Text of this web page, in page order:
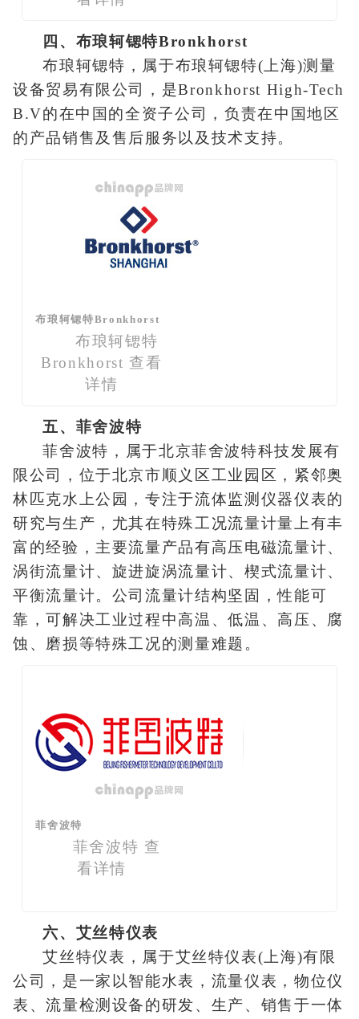
四、布琅轲锶特Bronkhorst
布琅轲锶特，属于布琅轲锶特(上海)测量
设备贸易有限公司，是Bronkhorst High-Tech
B.V的在中国的全资子公司，负责在中国地区
的产品销售及售后服务以及技术支持。
布琅轲锶特Bronkhorst
布琅轲锶特
Bronkhorst 查看
详情
五、菲舍波特
菲舍波特，属于北京菲舍波特科技发展有
限公司，位于北京市顺义区工业园区，紧邻奥
林匹克水上公园，专注于流体监测仪器仪表的
研究与生产，尤其在特殊工况流量计量上有丰
富的经验，主要流量产品有高压电磁流量计、
涡街流量计、旋进旋涡流量计、楔式流量计、
平衡流量计。公司流量计结构坚固，性能可
靠，可解决工业过程中高温、低温、高压、腐
蚀、磨损等特殊工况的测量难题。
菲舍波特
菲舍波特 查
看详情
六、艾丝特仪表
艾丝特仪表，属于艾丝特仪表(上海)有限
公司，是一家以智能水表，流量仪表，物位仪
表、流量检测设备的研发、生产、销售于一体